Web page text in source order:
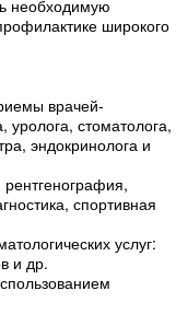
необходимую
широкого
врачей-
уролога, стоматолога,
эндокринолога и
спортивная
услуг:
и др.